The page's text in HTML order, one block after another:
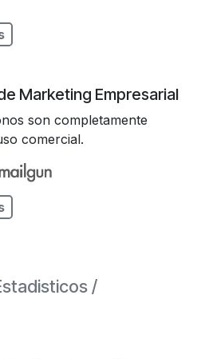
Marketing Empresarial
son completamente
comercial.
/